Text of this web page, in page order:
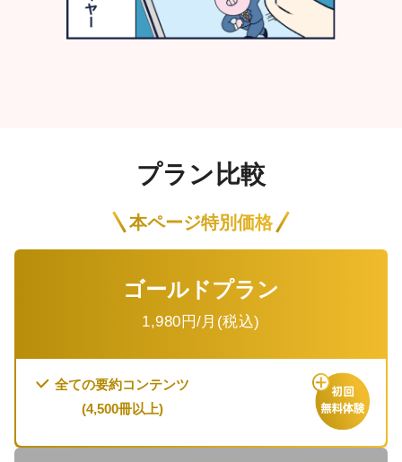
プラン比較
本ページ特別価格
ゴールドプラン
1,980 円/月(税込)
全ての要約コンテンツ
(4,500冊以上)